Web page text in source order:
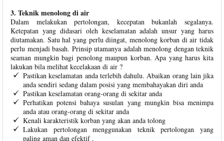
3. Teknik menolong di air
Dalam melakukan pertolongan, kecepatan bukanlah segalanya.
Ketepatan yang didasari oleh keselamatan adalah unsur yang harus
diutamakan. Satu hal yang perlu diingat, menolong korban di air tidak
perlu menjadi basah. Prinsip utamanya adalah menolong dengan teknik
seaman mungkin bagi penolong maupun korban. Apa yang harus kita
lakukan bila melihat kecelakaan di air ?
Pastikan keselamatan anda terlebih dahulu. Abaikan orang lain jika
anda sendiri sedang dalam posisi yang membahayakan diri anda
Pastikan keselamatan orang-orang di sekitar anda
Perhatikan potensi bahaya susulan yang mungkin bisa menimpa
anda atau orang-orang di sekitar anda
Kenali karakteristik korban yang akan anda tolong
Lakukan pertolongan menggunakan teknik pertolongan yang
paling aman dan efektif .